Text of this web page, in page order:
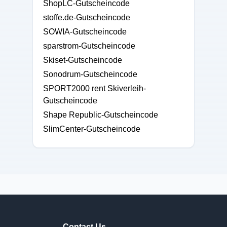
ShopLC-Gutscheincode
stoffe.de-Gutscheincode
SOWIA-Gutscheincode
sparstrom-Gutscheincode
Skiset-Gutscheincode
Sonodrum-Gutscheincode
SPORT2000 rent Skiverleih-
Gutscheincode
Shape Republic-Gutscheincode
SlimCenter-Gutscheincode